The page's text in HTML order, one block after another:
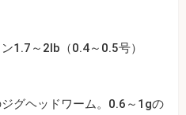
1.7～2lb（0.4～0.5号）
グヘッドワーム。0.6～1gの